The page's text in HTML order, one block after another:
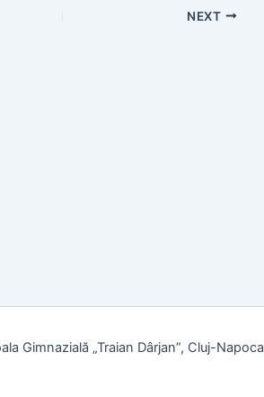
NEXT
Gimnazială „Traian Dârjan”, Cluj-Napoca